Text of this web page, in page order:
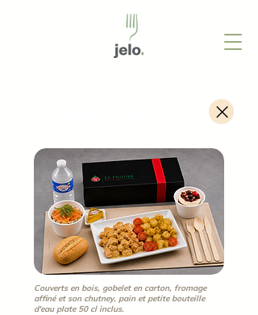
Couverts en bois, gobelet en carton, fromage
affiné et son chutney, pain et petite bouteille
d'eau plate 50 cl inclus.